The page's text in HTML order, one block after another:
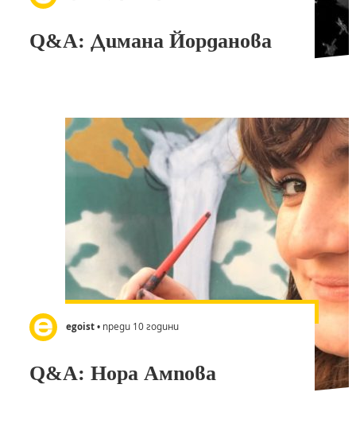
Q&A: Димана Йорданова
egoist• преди 10 години
Q&A: Нора Ампова